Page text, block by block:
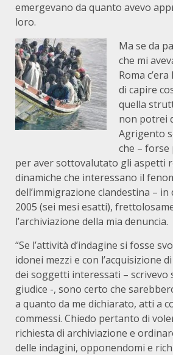
emergevano da quanto avevo
loro.
Ma se da
che mi
Roma
di capire
quella
non potrei
Agrigento
che – forse
per aver sottovalutato gli aspetti
dinamiche che interessano il
dell’immigrazione clandestina –
2005 (sei mesi esatti),
l’archiviazione della mia denuncia.
“Se l’attività d’indagine si fosse
idonei mezzi e con l’acquisizione
dei soggetti interessati – scrivevo
giudice -, sono certo che
a quanto da me dichiarato, atti a
commessi. Chiedo pertanto di
richiesta di archiviazione e
delle indagini, opponendomi e